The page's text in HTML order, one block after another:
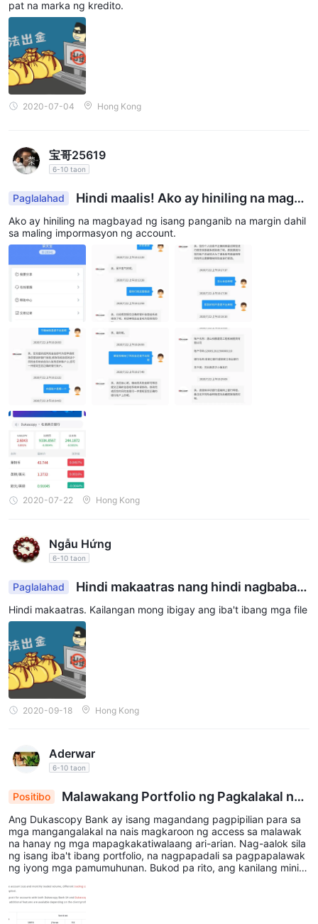
preference at mga kinakailangan.
Madalas Itanong na mga Tanong (FAQs)
Anong mga financial instrument ang maaaring i-trade
ko sa Dukascopy?
Ang Dukascopy ay nag-aalok ng 1,200+ na mga financial
instrument, kasama ang forex, commodities, cryptos, metals,
Paano ko maide-deposito ang mga pondo sa aking
Dukascopy trading account?
pagdedeposito, kasama ang wire transfers, payment cards,
Skrill, Neteller, at cryptocurrencies.
Anong mga trading platform ang available sa
Dukascopy?
Ang Dukascopy ay nag-aalok ng JForex4, MetaTrader4/5
(MT4/5), at ang Web Binary Trader system para sa binary
options trading.
Mayroon bang demo account na available sa
Dukascopy?
Oo, nagbibigay ang Dukascopy ng demo accounts para sa
forex at binary options trading gamit ang JForex4 at MT4/5
platforms.
pat na marka ng kredito.
2020-07-04 Hong Kong
宝哥25619
6-10 taon
Paglalahad
Hindi maalis! Ako ay hiniling na magba
yad ng panganib margin.
Ako ay hiniling na magbayad ng isang panganib na margin dahil
sa maling impormasyon ng account.
2020-07-22 Hong Kong
Ngẫu Hứng
6-10 taon
Paglalahad
Hindi makaatras nang hindi nagbabay
ad ng personal na buwis sa kita. Binalaan ko kayo
na magpapadala ako ng impormasyon ng aking ac
count at makikipag-chat sa mga regulator ng Swi
tzerland
Hindi makaatras. Kailangan mong ibigay ang iba't ibang mga file
2020-09-18 Hong Kong
Aderwar
6-10 taon
Positibo
Malawakang Portfolio ng Pagkalakal na
may Mababang Deposito sa Dukascopy Bank
Ang Dukascopy Bank ay isang magandang pagpipilian para sa
mga mangangalakal na nais magkaroon ng access sa malawak
na hanay ng mga mapagkakatiwalaang ari-arian. Nag-aalok sila
ng isang iba't ibang portfolio, na nagpapadali sa pagpapalawak
ng iyong mga pamumuhunan. Bukod pa rito, ang kanilang minim
a mangangalakal ng lahat ng antas.